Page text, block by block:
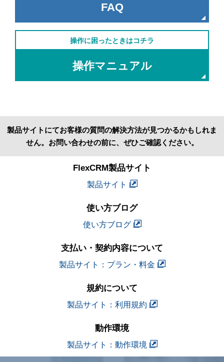
FAQ
操作に困ったときはコチラ
操作マニュアル
製品サイトにてお客様の質問の解決方法が見つかるかもしれま
せん。お問い合わせの前に、ぜひご確認ください。
FlexCRM製品サイト
製品サイト
使い方ブログ
使い方ブログ
支払い・契約内容について
製品サイト：プラン・料金
規約について
製品サイト：利用規約
動作環境
製品サイト：動作環境